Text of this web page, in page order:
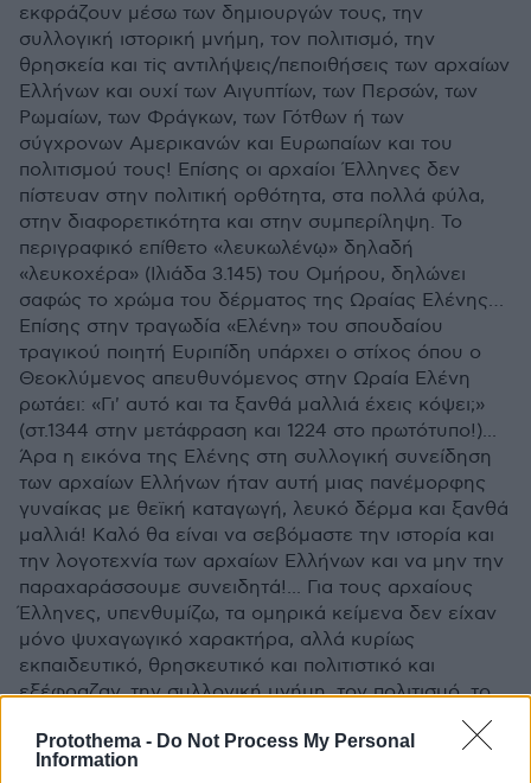
Protothema - Do Not Process My Personal
Information
εκφράζουν μέσω των δημιουργών τους, την
συλλογική ιστορική μνήμη, τον πολιτισμό, την
θρησκεία και τiς αντιλήψεις/πεποιθήσεις των αρχαίων
Ελλήνων και ουχί των Αιγυπτίων, των Περσών, των
Ρωμαίων, των Φράγκων, των Γότθων ή των
σύγχρονων Αμερικανών και Ευρωπαίων και του
πολιτισμού τους! Επίσης οι αρχαίοι Έλληνες δεν
πίστευαν στην πολιτική ορθότητα, στα πολλά φύλα,
στην διαφορετικότητα και στην συμπερίληψη. Το
περιγραφικό επίθετο «λευκωλένῳ» δηλαδή
«λευκοχέρα» (Ιλιάδα 3.145) του Ομήρου, δηλώνει
σαφώς το χρώμα του δέρματος της Ωραίας Ελένης…
Επίσης στην τραγωδία «Ελένη» του σπουδαίου
τραγικού ποιητή Ευριπίδη υπάρχει ο στίχος όπου ο
Θεοκλύμενος απευθυνόμενος στην Ωραία Ελένη
ρωτάει: «Γι' αυτό και τα ξανθά μαλλιά έχεις κόψει;»
(στ.1344 στην μετάφραση και 1224 στο πρωτότυπο!)...
Άρα η εικόνα της Ελένης στη συλλογική συνείδηση
των αρχαίων Ελλήνων ήταν αυτή μιας πανέμορφης
γυναίκας με θεϊκή καταγωγή, λευκό δέρμα και ξανθά
μαλλιά! Καλό θα είναι να σεβόμαστε την ιστορία και
την λογοτεχνία των αρχαίων Ελλήνων και να μην την
παραχαράσσουμε συνειδητά!... Για τους αρχαίους
Έλληνες, υπενθυμίζω, τα ομηρικά κείμενα δεν είχαν
μόνο ψυχαγωγικό χαρακτήρα, αλλά κυρίως
εκπαιδευτικό, θρησκευτικό και πολιτιστικό και
εξέφραζαν, την συλλογική μνήμη, τον πολιτισμό, το
ιστορικό γι αυτούς παρελθόν, τις αντιλήψεις και τις
θρησκευτικές πεποιθήσεις των αρχαίων Ελλήνων. Για
όσους το αγνοούν, η Οδύσσεια (όπως και η Ιλιάδα)